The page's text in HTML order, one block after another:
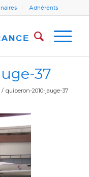
Adhérents
37
/ quiberon-2010-jauge-37